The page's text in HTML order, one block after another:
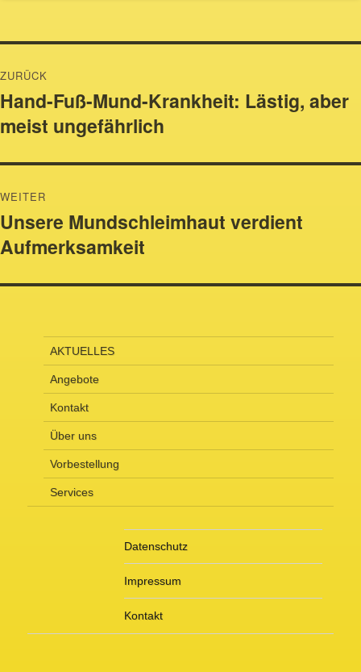
ZURÜCK
Vorheriger
Beitrag:
Hand-Fuß-Mund-Krankheit: Lästig, aber
meist ungefährlich
WEITER
Nächster
Beitrag:
Unsere Mundschleimhaut verdient
Aufmerksamkeit
AKTUELLES
Angebote
Kontakt
Über uns
Vorbestellung
Services
Datenschutz
Impressum
Kontakt